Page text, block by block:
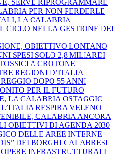
SERVE RIPROGRAMMARE
PER NON PERDERLE
LA CALABRIA
CICLO NELLA GESTIONE DEI
OBIETTIVO LONTANO
SPESI SOLO 2,8 MILIARDI
A CROTONE
REGIONI D’ITALIA
DOPO 55 ANNI
PER IL FUTURO
LA CALABRIA OSTAGGIO
L’ITALIA RESPIRA VELENO
CALABRIA ANCORA
OBIETTIVI DI AGENDA 2030
DELLE AREE INTERNE
DEI BORGHI CALABRESI
INFRASTRUTTURALI